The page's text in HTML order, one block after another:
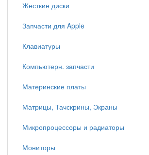
Жесткие диски
Запчасти для Apple
Клавиатуры
Компьютерн. запчасти
Материнские платы
Матрицы, Тачскрины, Экраны
Микропроцессоры и радиаторы
Мониторы